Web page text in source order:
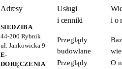
Adresy
SIEDZIBA
44-200 Rybnik
ul. Jankowicka 9
E-
DORĘCZENIA
Usługi
i cenniki
Przeglądy
budowlane
Przeglądy
i o
O